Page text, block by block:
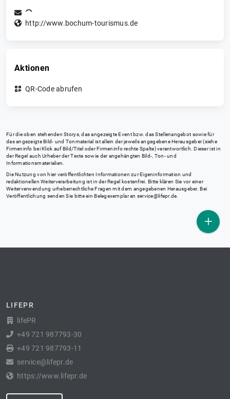
http://www.bochum-tourismus.de
Aktionen
QR-Code abrufen
Für die oben stehenden Storys, das angezeigte Event bzw. das Stellenangebot sowie für
das angezeigte Bild- und Tonmaterial ist allein der jeweils angegebene Herausgeber (siehe
Firmeninfo bei Klick auf Bild/Titel oder Firmeninfo rechte Spalte) verantwortlich. Dieser ist in
der Regel auch Urheber der Texte sowie der angehängten Bild-, Ton- und
Informationsmaterialien.
Die Nutzung von hier veröffentlichten Informationen zur Eigeninformation und
redaktionellen Weiterverarbeitung ist in der Regel kostenfrei. Bitte klären Sie vor einer
Weiterverwendung urheberrechtliche Fragen mit dem angegebenen Herausgeber. Bei
Veröffentlichung senden Sie bitte ein Belegexemplar an service@lifepr.de
LIFEPR
lifePR
+49 721 987793-30
+49 721 987793-11
service@lifepr.de
https://www.lifepr.de